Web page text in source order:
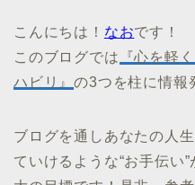
こんにちは！ なおです！
このブログでは 『心を軽
ハビリ』の3つを柱に情報
ブログを通しあなたの人
ていけるような“お手伝い